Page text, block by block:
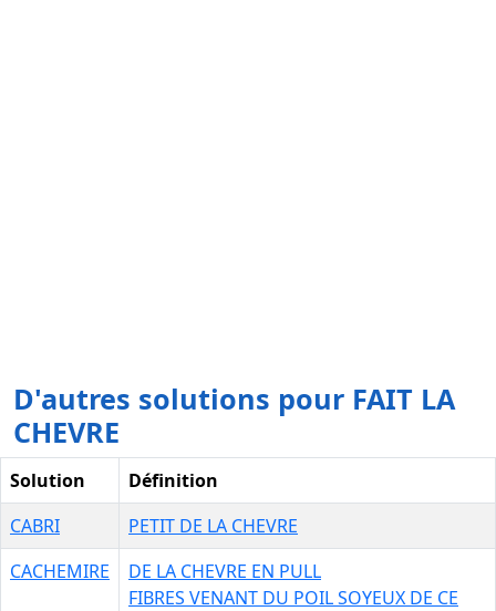
D'autres solutions pour FAIT LA
CHEVRE
Solution
Définition
CABRI
PETIT DE LA CHEVRE
CACHEMIRE
DE LA CHEVRE EN PULL
FIBRES VENANT DU POIL SOYEUX DE CE